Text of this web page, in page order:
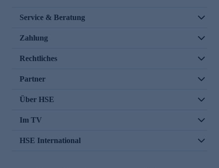
Service & Beratung
Zahlung
Rechtliches
Partner
Über HSE
Im TV
HSE International